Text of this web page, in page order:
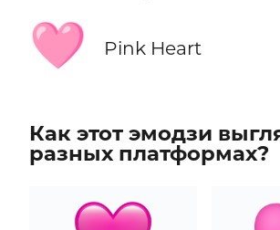
🩷 Pink Heart
Как этот эмодзи
разных платформах?